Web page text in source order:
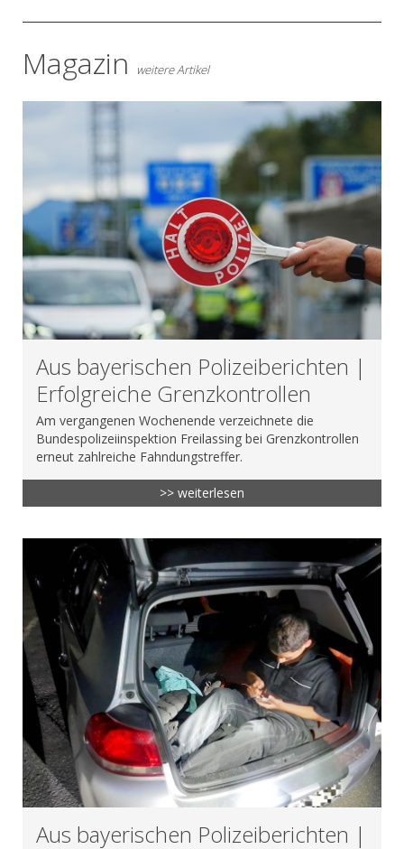
Magazin weitere Artikel
Aus bayerischen Polizeiberichten |
Erfolgreiche Grenzkontrollen
Am vergangenen Wochenende verzeichnete die
Bundespolizeiinspektion Freilassing bei Grenzkontrollen
erneut zahlreiche Fahndungstreffer.
>> weiterlesen
Aus bayerischen Polizeiberichten |